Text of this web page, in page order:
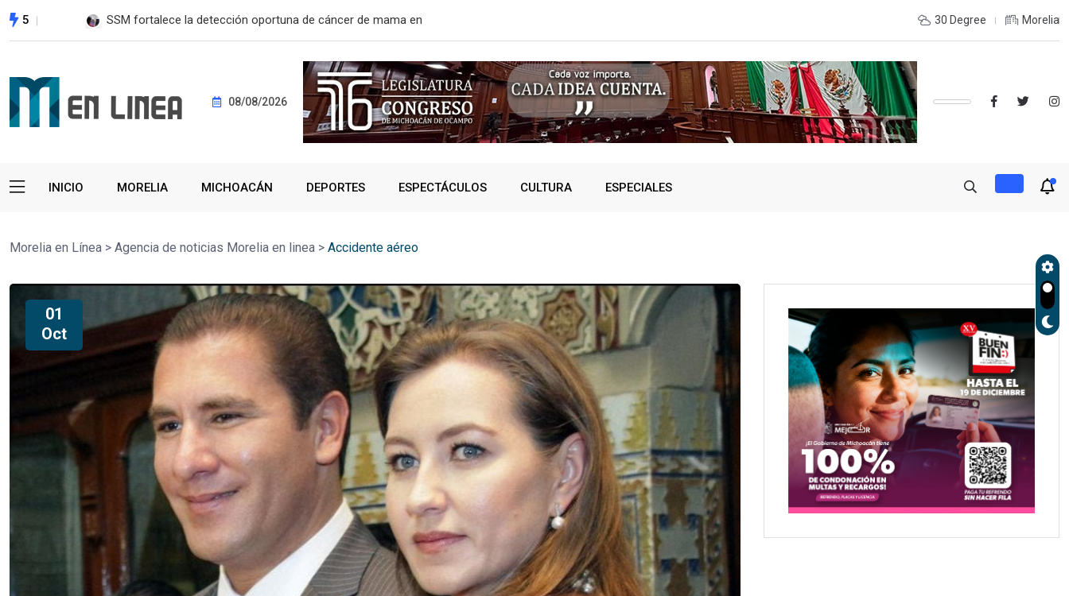
5 SSM fortalece la detección oportuna de cáncer de mama en EE. UU. reanudará exportación de aguacate a partir de mañana
30 Degree Morelia
08/08/2026
INICIO MORELIA MICHOACÁN DEPORTES ESPECTÁCULOS CULTURA ESPECIALES
Morelia en Línea > Agencia de noticias Morelia en linea > Accidente aéreo
01
Oct